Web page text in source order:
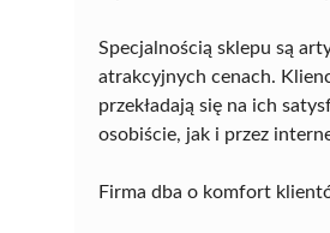
Specjalnością sklepu są
atrakcyjnych cenach.
przekładają się na ich
osobiście, jak i przez
Firma dba o komfort